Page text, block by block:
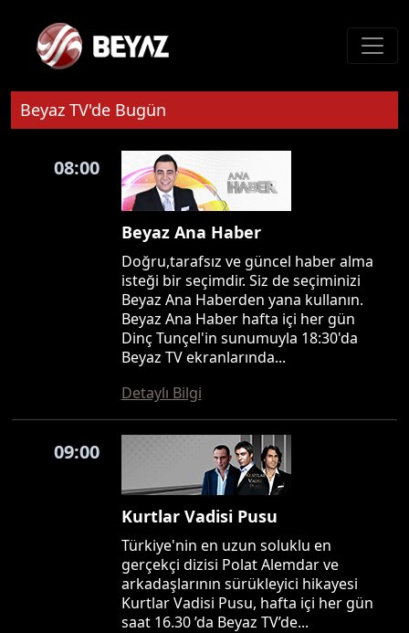
Beyaz TV'de Bugün
08:00
Beyaz Ana Haber
Doğru,tarafsız ve güncel haber alma
isteği bir seçimdir. Siz de seçiminizi
Beyaz Ana Haberden yana kullanın.
Beyaz Ana Haber hafta içi her gün
Dinç Tunçel'in sunumuyla 18:30'da
Beyaz TV ekranlarında...
Detaylı Bilgi
09:00
Kurtlar Vadisi Pusu
Türkiye'nin en uzun soluklu en
gerçekçi dizisi Polat Alemdar ve
arkadaşlarının sürükleyici hikayesi
Kurtlar Vadisi Pusu, hafta içi her gün
saat 16.30 ’da Beyaz TV’de...